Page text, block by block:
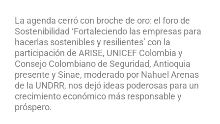
La agenda cerró con broche de oro: el foro de
Sostenibilidad ‘Fortaleciendo las empresas para
hacerlas sostenibles y resilientes’ con la
participación de ARISE, UNICEF Colombia y
Consejo Colombiano de Seguridad, Antioquia
presente y Sinae, moderado por Nahuel Arenas
de la UNDRR, nos dejó ideas poderosas para un
crecimiento económico más responsable y
próspero.